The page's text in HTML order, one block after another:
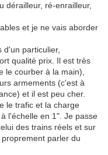
dérailleur, ré-enrailleur,
et je ne vais aborder
d'un particulier,
qualité prix. Il est très
le courber à la main),
armements (c'est à
et il est peu cher.
le trafic et la charge
l'échelle en 1". Je passe
des trains réels et sur
parler du